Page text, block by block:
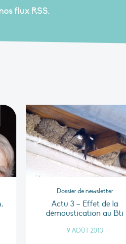
flux RSS.
Dossier de newsletter
Actu 3 – Effet de la
démoustication au Bti
9 AOÛT 2013